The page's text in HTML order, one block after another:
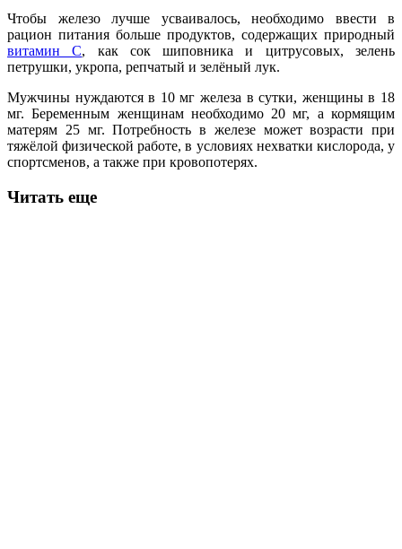
Чтобы железо лучше усваивалось, необходимо ввести в
рацион питания больше продуктов, содержащих природный
витамин С, как сок шиповника и цитрусовых, зелень
петрушки, укропа, репчатый и зелёный лук.
Мужчины нуждаются в 10 мг железа в сутки, женщины в 18
мг. Беременным женщинам необходимо 20 мг, а кормящим
матерям 25 мг. Потребность в железе может возрасти при
тяжёлой физической работе, в условиях нехватки кислорода, у
спортсменов, а также при кровопотерях.
Читать еще